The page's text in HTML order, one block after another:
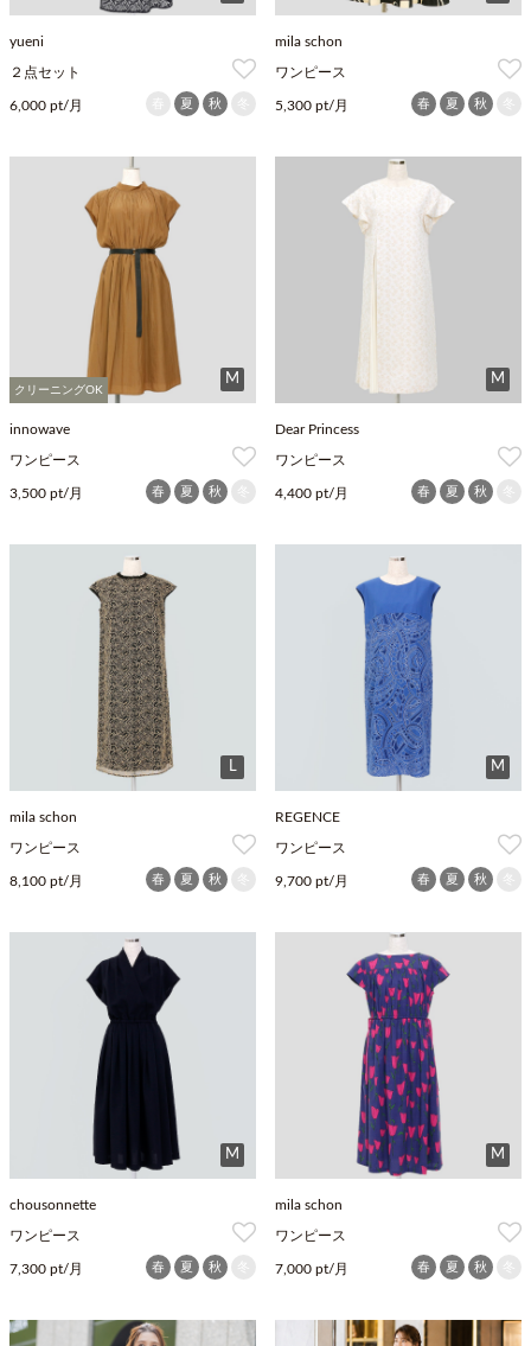
yueni
２点セット
6,000 pt/月 夏 秋
mila schon
ワンピース
5,300 pt/月 春 夏 秋
クリーニングOK
M
innowave
ワンピース
3,500 pt/月 春 夏 秋
M
Dear Princess
ワンピース
4,400 pt/月 春 夏 秋
L
mila schon
ワンピース
8,100 pt/月 春 夏 秋
M
REGENCE
ワンピース
9,700 pt/月 春 夏 秋
M
chousonnette
ワンピース
7,300 pt/月 春 夏 秋
M
mila schon
ワンピース
7,000 pt/月 春 夏 秋